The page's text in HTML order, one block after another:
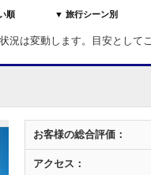
順 ▼ 旅行シーン別
況は変動します。目安として
お客様の総合評価：
アクセス：